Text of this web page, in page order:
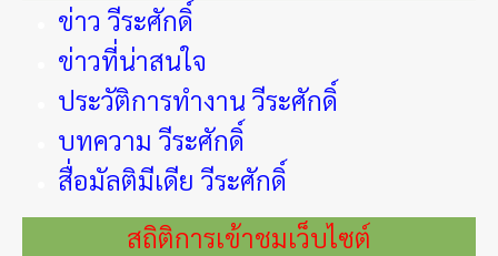
ข่าว วีระศักดิ์
ข่าวที่น่าสนใจ
ประวัติการทำงาน วีระศักดิ์
บทความ วีระศักดิ์
สื่อมัลติมีเดีย วีระศักดิ์
สถิติการเข้าชมเว็บไซต์